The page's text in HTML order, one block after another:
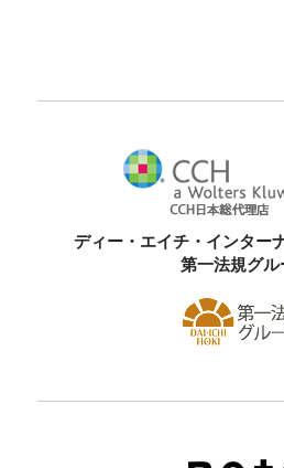
ディー・エイチ・インター
第一法規グル